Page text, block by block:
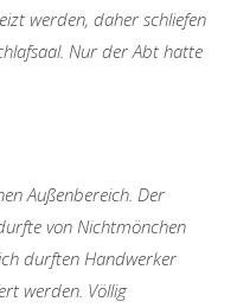
werden, daher schliefen
Nur der Abt hatte
Außenbereich. Der
von Nichtmönchen
durften Handwerker
werden. Völlig